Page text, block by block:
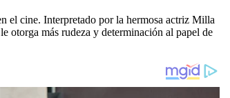
el cine. Interpretado por la hermosa actriz Milla
otorga más rudeza y determinación al papel de